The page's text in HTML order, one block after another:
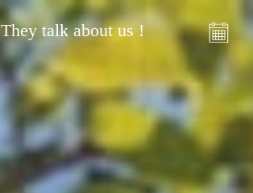
They talk about us !